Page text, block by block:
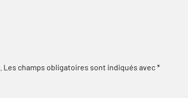
Les champs obligatoires sont indiqués avec*